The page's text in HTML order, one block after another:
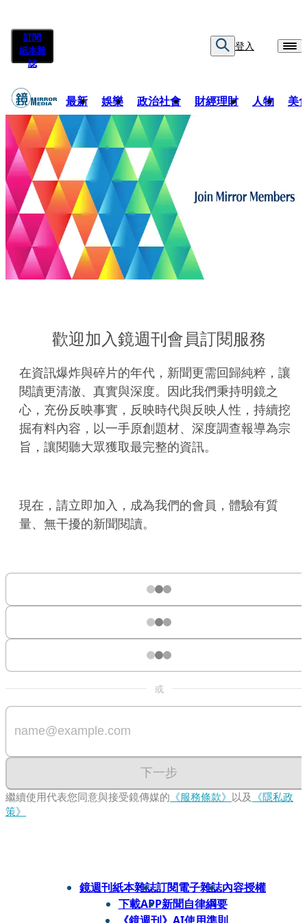
訂閱
紙本雜
誌
登入
最新 娛樂 政治社會 財經理財 人物 美
歡迎加入鏡週刊會員訂閱服務
在資訊爆炸與碎片的年代，新聞更需回歸純粹，讓
閱讀更清澈、真實與深度。因此我們秉持明鏡之
心，充份反映事實，反映時代與反映人性，持續挖
掘有料內容，以一手原創題材、深度調查報導為宗
旨，讓閱聽大眾獲取最完整的資訊。
現在，請立即加入，成為我們的會員，體驗有質
量、無干擾的新聞閱讀。
或
下一步
繼續使用代表您同意與接受鏡傳媒的 《服務條款》 以及 《隱私政
策》
鏡週刊紙本雜誌訂閱電子雜誌內容授權
下載APP新聞自律綱要